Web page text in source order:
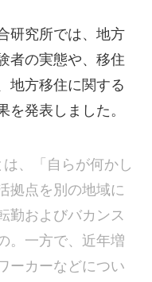
研究所では、地方
者の実態や、移住
地方移住に関する
を発表しました。
、「自らが何かし
拠点を別の地域に
勤およびバカンス
。一方で、近年増
ーカーなどについ